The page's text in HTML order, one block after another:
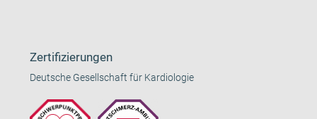
Zertifizierungen
Deutsche Gesellschaft für Kardiologie